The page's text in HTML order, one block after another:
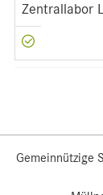
Zentrallabor
Gemeinnützige